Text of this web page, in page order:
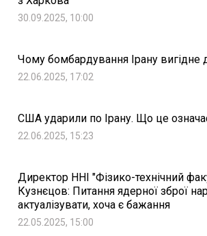
30.09.2025, 10:00
Чому бомбардування Ірану вигідне
22.06.2025, 17:02
США ударили по Ірану. Що це
22.06.2025, 15:23
Директор ННІ "Фізико-технічний
Кузнєцов: Питання ядерної зброї
актуалізувати, хоча є бажання
22.05.2025, 15:00